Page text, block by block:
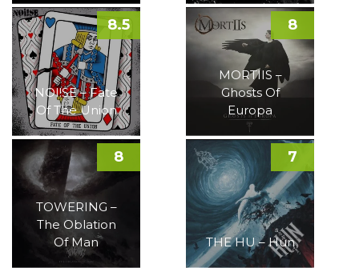
NOI!SE – Fate
Of The Union
8.5
MORTIIS –
Ghosts Of
Europa
8
TOWERING –
The Oblation
Of Man
8
THE HU – Hun
7